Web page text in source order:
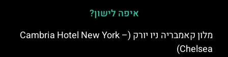
איפה לישון?
מלון קאמבריה ניו יורק (Cambria Hotel New York –
Chelsea)